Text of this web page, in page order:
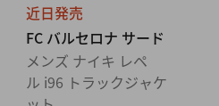
近日発売
FC バルセロナ サード
メンズ ナイキ レペ
ル i96 トラックジャケ